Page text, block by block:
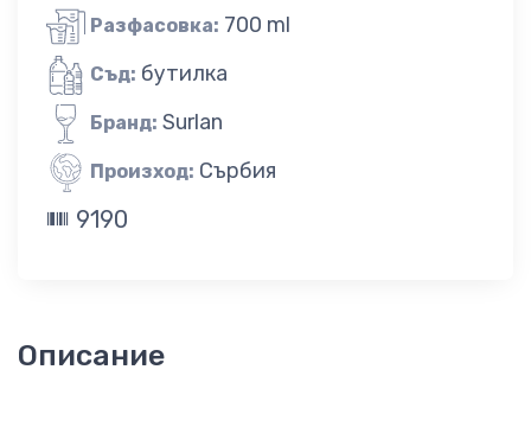
Разфасовка: 700 ml
Съд: бутилка
Бранд: Surlan
Произход: Сърбия
9190
Описание